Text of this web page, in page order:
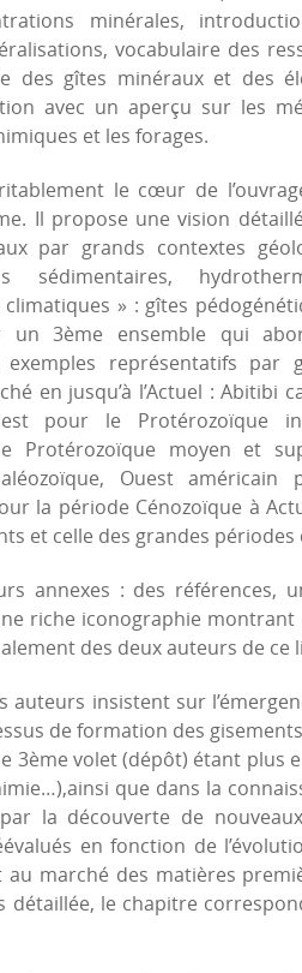
minérales,
vocabulaire des
des gîtes minéraux et des
avec un aperçu sur les
et les forages.
le cœur de
Il propose une vision
par grands contextes
sédimentaires,
» : gîtes
un 3ème ensemble qui
représentatifs par
en jusqu’à l’Actuel : Abitibi
pour le Protérozoïque
Protérozoïque moyen et
Ouest américain
la période Cénozoïque à
et celle des grandes périodes
annexes : des
riche iconographie
des deux auteurs de ce
auteurs insistent sur
de formation des
3ème volet (dépôt) étant plus
que dans la
la découverte de
en fonction de
au marché des matières
détaillée, le chapitre